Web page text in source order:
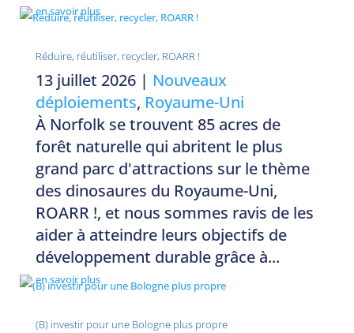
en savoir plus
Réduire, réutiliser, recycler, ROARR !
13 juillet 2026| Nouveaux
déploiements, Royaume-Uni
À Norfolk se trouvent 85 acres de
forêt naturelle qui abritent le plus
grand parc d'attractions sur le thème
des dinosaures du Royaume-Uni,
ROARR !, et nous sommes ravis de les
aider à atteindre leurs objectifs de
développement durable grâce à...
en savoir plus
(B) investir pour une Bologne plus propre